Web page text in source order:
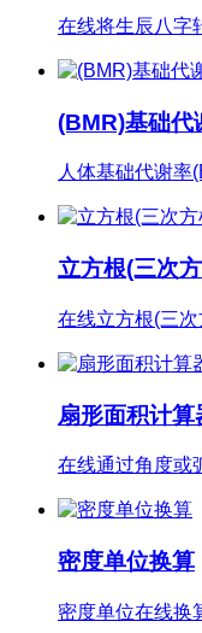
在线将生辰八字
(BMR)基础代
人体基础代谢率
立方根(三次
在线立方根(三
扇形面积计算
在线通过角度或
密度单位换算
密度单位在线换